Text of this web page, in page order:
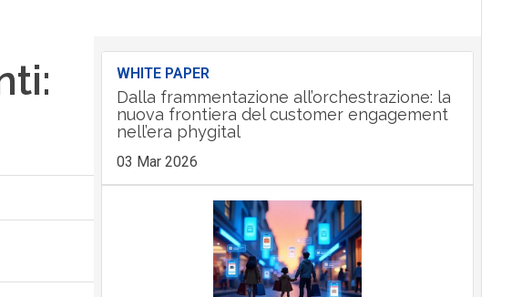
WHITE PAPER
Dalla frammentazione all’orchestrazione: la
nuova frontiera del customer engagement
nell’era phygital
03 Mar 2026